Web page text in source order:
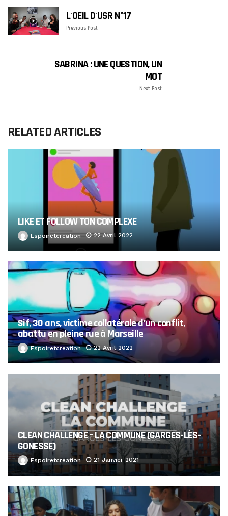
L'OEIL D'USR N°17
Previous Post
SABRINA : UNE QUESTION, UN
MOT
Next Post
RELATED ARTICLES
LIKE ET FOLLOW TON COMPLEXE
Espoiretcreation 22 Avril 2022
Sif, 30 ans, victime collatérale d’un conflit,
abattu en pleine rue à Marseille
Espoiretcreation 22 Avril 2022
CLEAN CHALLENGE – LA COMMUNE (GARGES-LÈS-
GONESSE)
Espoiretcreation 21 Janvier 2021